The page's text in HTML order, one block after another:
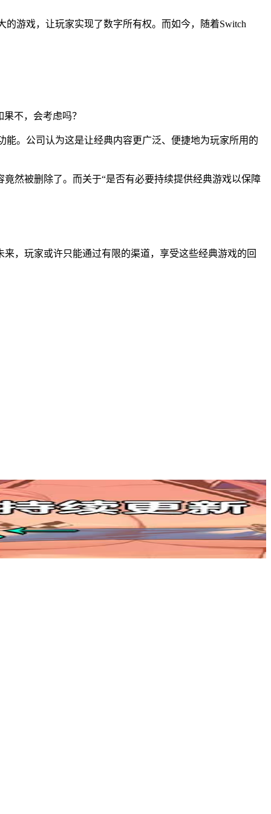
游戏，让玩家实现了数字所有权。而如今，随着Switch
不，会考虑吗？
能。公司认为这是让经典内容更广泛、便捷地为玩家所用的
然被删除了。而关于“是否有必要持续提供经典游戏以保障
，玩家或许只能通过有限的渠道，享受这些经典游戏的回